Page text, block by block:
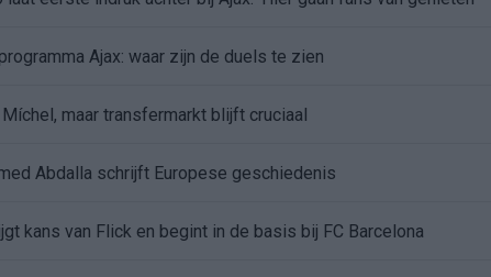
Ajax: waar zijn de duels te zien
maar transfermarkt blijft cruciaal
Abdalla schrijft Europese geschiedenis
kans van Flick en begint in de basis bij FC Barcelona